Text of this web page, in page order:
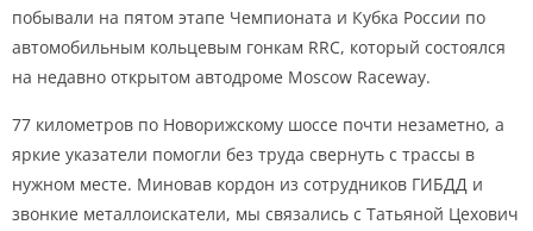
побывали на пятом этапе Чемпионата и Кубка России по
автомобильным кольцевым гонкам RRC, который состоялся
на недавно открытом автодроме Moscow Raceway.
77 километров по Новорижскому шоссе почти незаметно, а
яркие указатели помогли без труда свернуть с трассы в
нужном месте. Миновав кордон из сотрудников ГИБДД и
звонкие металлоискатели, мы связались с Татьяной Цехович